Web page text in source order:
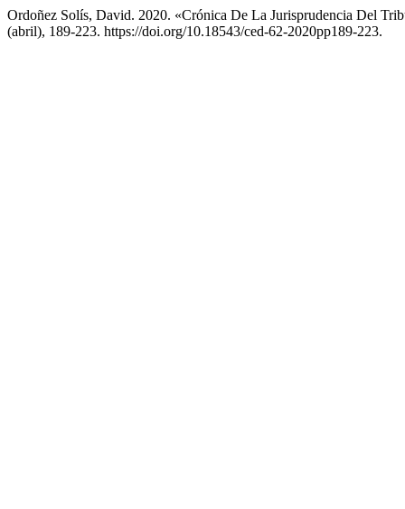
Ordoñez Solís, David. 2020. «Crónica De La Jurisprudencia Del
(abril), 189-223. https://doi.org/10.18543/ced-62-2020pp189-223.